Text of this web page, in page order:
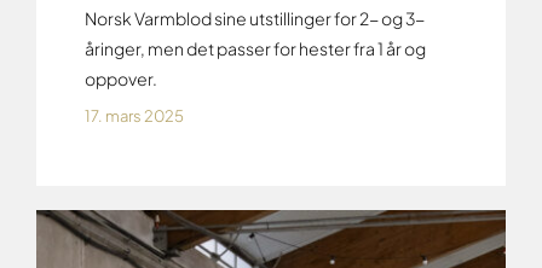
Norsk Varmblod sine utstillinger for 2- og 3-
åringer, men det passer for hester fra 1 år og
oppover.
17. mars 2025